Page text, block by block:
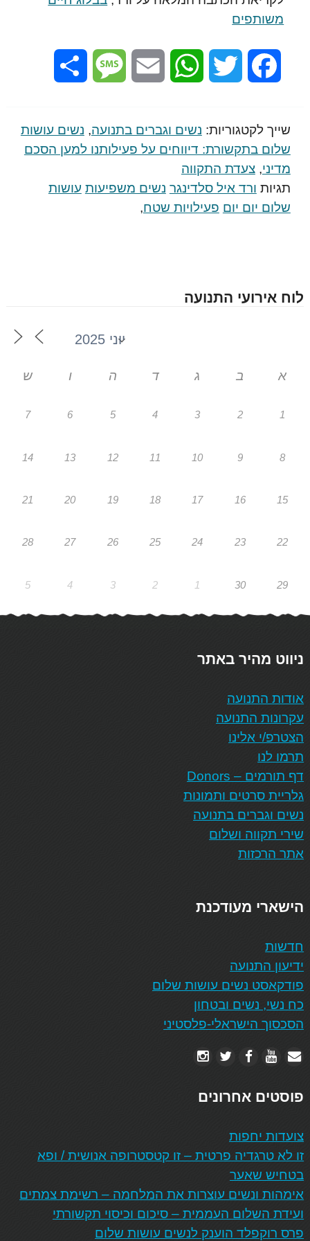
משותפים
Facebook
Twitter
WhatsApp
Email
Message
שייך לקטגוריות: נשים וגברים בתנועה, נשים עושות
שלום בתקשורת: דיווחים על פעילותנו למען הסכם
מדיני,צעדת התקווה
תגיות ורד איל סלדינגר נשים משפיעות עושות
שלום יום יום פעילויות שטח,
לוח אירועי התנועה
א ב ג ד ה ו ש
1
2
3
4
5
6
7
8
9
10
11
12
13
14
15
16
17
18
19
20
21
22
23
24
25
26
27
28
29
30
1
2
3
4
5
ניווט מהיר באתר
אודות התנועה
עקרונות התנועה
הצטרפ/י אלינו
תרמו לנו
דף תורמים – Donors
גלריית סרטים ותמונות
נשים וגברים בתנועה
שירי תקווה ושלום
אתר הרכזות
הישארי מעודכנת
חדשות
ידיעון התנועה
פודקאסט נשים עושות שלום
כח נשי, נשים ובטחון
הסכסוך הישראלי-פלסטיני
פוסטים אחרונים
צועדות יחפות
זו לא טרגדיה פרטית – זו קטסטרופה אנושית / ופא
בטחיש שאער
אימהות ונשים עוצרות את המלחמה – רשימת צמתים
ועידת השלום העממית – סיכום וכיסוי תקשורתי
פרס רוקפלד הוענק לנשים עושות שלום